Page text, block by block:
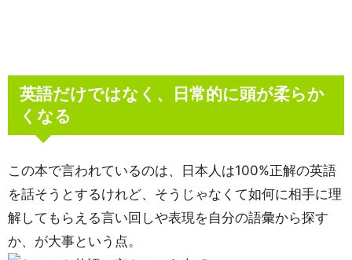
英語だけではなく、日常的に頭が柔らか
くなる
この本で言われているのは、日本人は100%正解の英語
を話そうとするけれど、そうじゃなくて如何に相手に理
解してもらえる言い回しや表現を自分の語彙から探す
か、が大事という点。